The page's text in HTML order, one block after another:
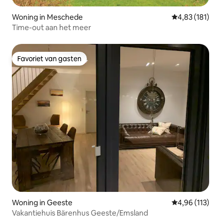
Woning in Meschede Gemiddelde
4,83 (181)
Time-out aan het meer
Favoriet van gasten
Favoriet van gasten
Woning in Geeste Gemiddelde
4,96 (113)
Vakantiehuis Bärenhus Geeste/Emsland